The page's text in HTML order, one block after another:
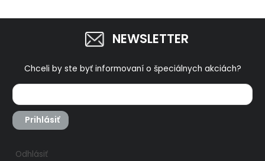
NEWSLETTER
Chceli by ste byť informovaní o špeciálnych akciách?
Prihlásiť
Odhlásiť